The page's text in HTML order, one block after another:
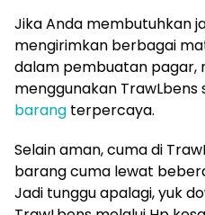
Jika Anda membutuhkan
mengirimkan berbagai
dalam pembuatan pagar,
menggunakan TrawLbens
barang terpercaya.
Selain aman, cuma di
barang cuma lewat
Jadi tunggu apalagi, yuk